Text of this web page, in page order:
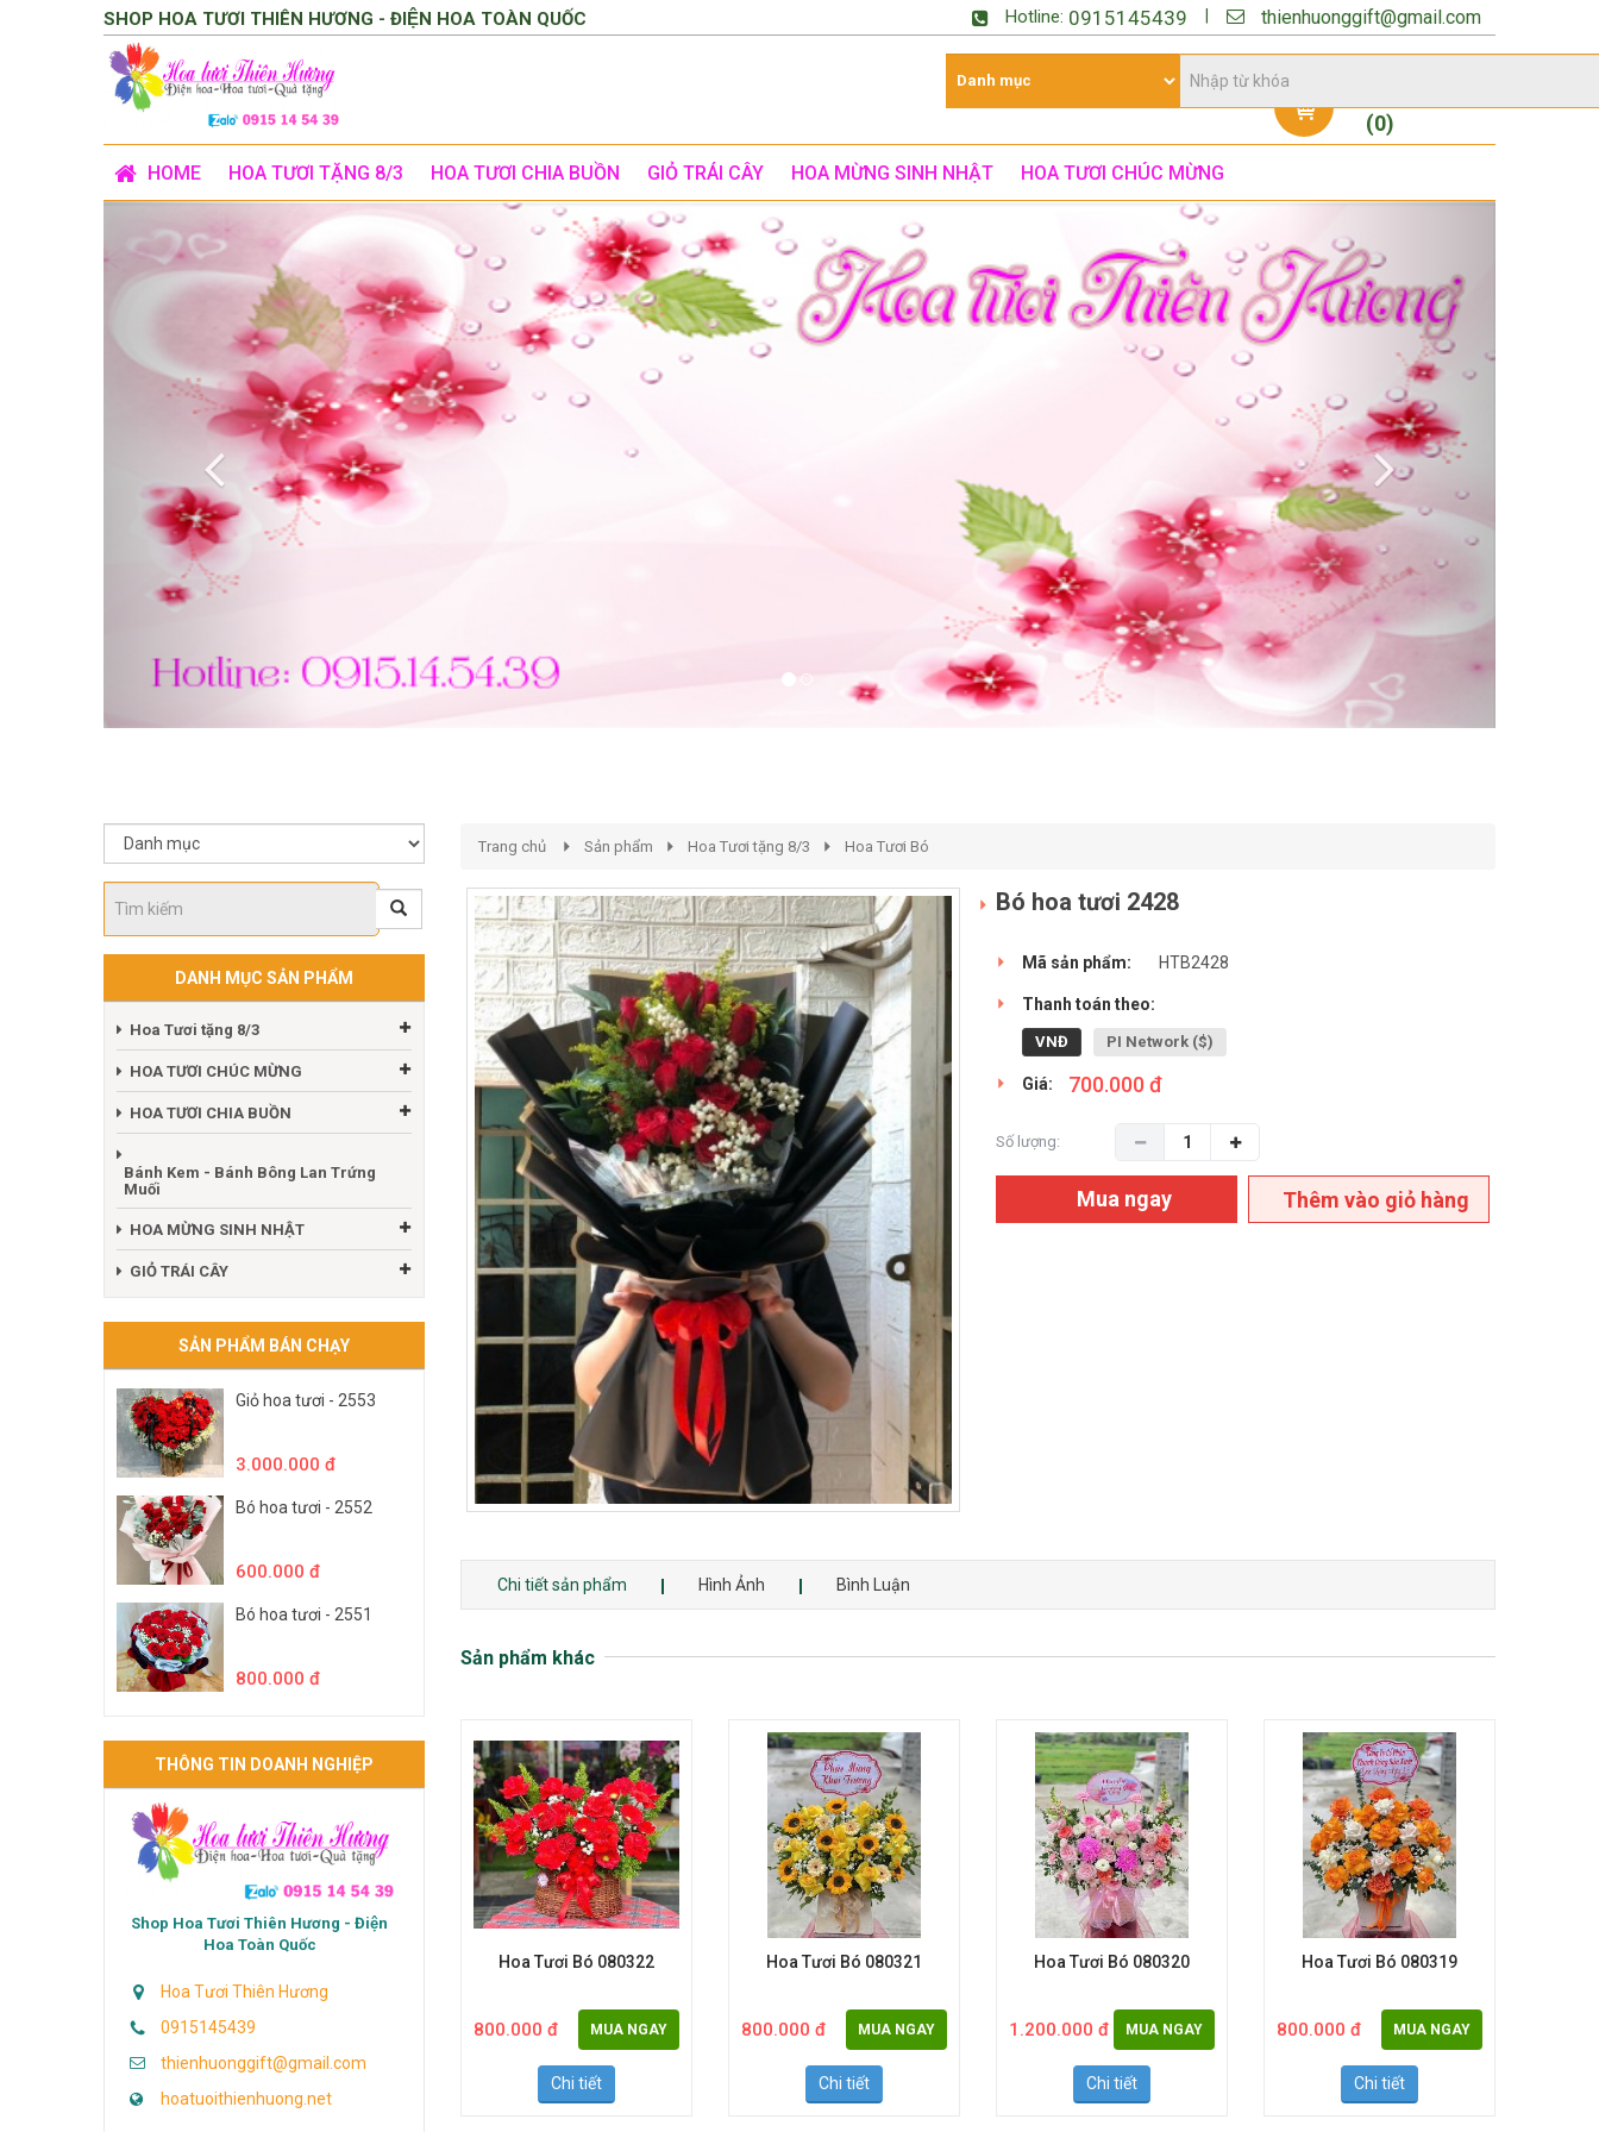
SHOP HOA TƯƠI THIÊN HƯƠNG - ĐIỆN HOA TOÀN QUỐC Hotline: 0915145439 thienhuonggift@gmail.com
(0)
HOME HOA TƯƠI TẶNG 8/3 HOA TƯƠI CHIA BUỒN GIỎ TRÁI CÂY HOA MỪNG SINH NHẬT HOA TƯƠI CHÚC MỪNG
Previous
DANH MỤC SẢN PHẨM
Hoa Tươi tặng 8/3
HOA TƯƠI CHÚC MỪNG
HOA TƯƠI CHIA BUỒN
Bánh Kem - Bánh Bông Lan Trứng
Muối
HOA MỪNG SINH NHẬT
GIỎ TRÁI CÂY
SẢN PHẨM BÁN CHẠY
Giỏ hoa tươi - 2553
3.000.000 đ
Bó hoa tươi - 2552
600.000 đ
Bó hoa tươi - 2551
800.000 đ
THÔNG TIN DOANH NGHIỆP
Shop Hoa Tươi Thiên Hương - Điện
Hoa Toàn Quốc
Hoa Tươi Thiên Hương
0915145439
thienhuonggift@gmail.com
hoatuoithienhuong.net
Trang chủ Sản phẩm Hoa Tươi tặng 8/3 Hoa Tươi Bó
Bó hoa tươi 2428
Mã sản phẩm: HTB2428
Thanh toán theo:
VNĐ PI Network ($)
Giá: 700.000 đ
Số lượng:
Mua ngay Thêm vào giỏ hàng
Chi tiết sản phẩm Hình Ảnh Bình Luận
Sản phẩm khác
Hoa Tươi Bó 080322
800.000 đ MUA NGAY
Chi tiết
Hoa Tươi Bó 080321
800.000 đ MUA NGAY
Chi tiết
Hoa Tươi Bó 080320
1.200.000 đ MUA NGAY
Chi tiết
Hoa Tươi Bó 080319
800.000 đ MUA NGAY
Chi tiết